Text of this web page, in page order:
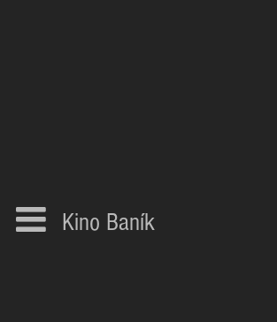
Kino Baník